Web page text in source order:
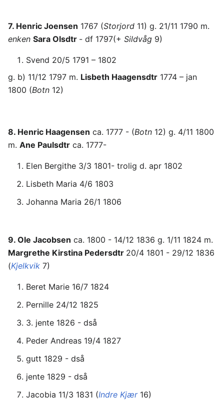
7. Henric Joensen 1767 (Storjord 11) g. 21/11 1790 m.
enken Sara Olsdtr - df 1797(+ Sildvåg 9)
Svend 20/5 1791 – 1802
g. b) 11/12 1797 m. Lisbeth Haagensdtr 1774 – jan
1800 (Botn 12)
8. Henric Haagensen ca. 1777 - (Botn 12) g. 4/11 1800
m. Ane Paulsdtr ca. 1777-
Elen Bergithe 3/3 1801- trolig d. apr 1802
Lisbeth Maria 4/6 1803
Johanna Maria 26/1 1806
9. Ole Jacobsen ca. 1800 - 14/12 1836 g. 1/11 1824 m.
Margrethe Kirstina Pedersdtr 20/4 1801 - 29/12 1836
(Kjelkvik 7)
Beret Marie 16/7 1824
Pernille 24/12 1825
3. jente 1826 - dså
Peder Andreas 19/4 1827
gutt 1829 - dså
jente 1829 - dså
Jacobia 11/3 1831 (Indre Kjær16)